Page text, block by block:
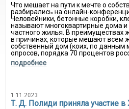
Что мешает на пути к мечте о
разбирались на онлайн-
Человейники, бетонные коробки,
называют многоквартирные дома и
частного жилья. В преимуществах
в причинах, которые мешают всем
собственный дом (коих, по данным
опросов, порядка 70 процентов
подробнее
1.11.2023
Т. Д. Полиди приняла участие в